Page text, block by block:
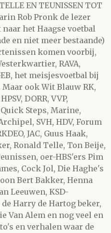
EN TEUNISSEN TOT
Rob Pronk de lezer
het Haagse voetbal
en niet meer bestaande)
komen voorbij,
RAVA,
het meisjesvoetbal bij
Maar ook Wit Blauw RK,
DORR, VVP,
Steps, Marine,
SVH, HDV, Forum
JAC, Guus Haak,
Ronald Telle, Ton Beije,
oer-HBS'ers Pim
Cock Jol, Die Haghe's
Bert Bakker, Henna
Leeuwen, KSD-
Harry de Hartog beker,
Van Alem en nog veel en
en verhalen waar de